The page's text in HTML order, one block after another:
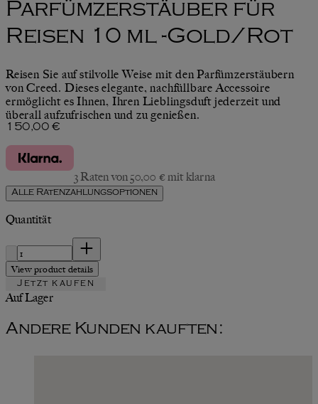
Parfümzerstäuber für
Reisen 10 ml -Gold/Rot
Reisen Sie auf stilvolle Weise mit den Parfümzerstäubern
von Creed. Dieses elegante, nachfüllbare Accessoire
ermöglicht es Ihnen, Ihren Lieblingsduft jederzeit und
überall aufzufrischen und zu genießen.
Aktueller Preis: 150,00 €.
150,00 €
3 Raten von 50,00 € mit klarna
Alle Ratenzahlungsoptionen
Quantität
Quantität
View product details
Jetzt kaufen
Auf Lager
Andere Kunden kauften: